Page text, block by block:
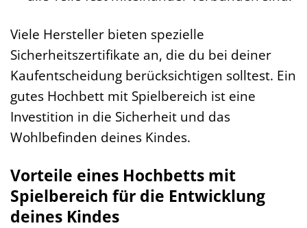
Viele Hersteller bieten spezielle
Sicherheitszertifikate an, die du bei deiner
Kaufentscheidung berücksichtigen solltest. Ein
gutes Hochbett mit Spielbereich ist eine
Investition in die Sicherheit und das
Wohlbefinden deines Kindes.
Vorteile eines Hochbetts mit
Spielbereich für die Entwicklung
deines Kindes